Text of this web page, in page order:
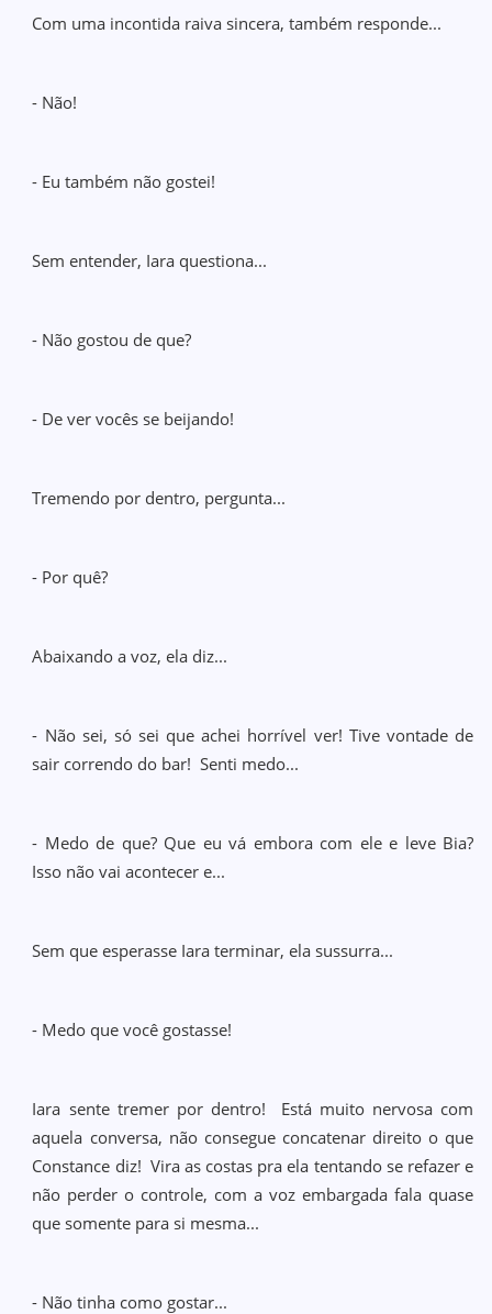
Com uma incontida raiva sincera, também responde...
- Não!
- Eu também não gostei!
Sem entender, Iara questiona...
- Não gostou de que?
- De ver vocês se beijando!
Tremendo por dentro, pergunta...
- Por quê?
Abaixando a voz, ela diz...
- Não sei, só sei que achei horrível ver! Tive vontade de
sair correndo do bar! Senti medo...
- Medo de que? Que eu vá embora com ele e leve Bia?
Isso não vai acontecer e...
Sem que esperasse Iara terminar, ela sussurra...
- Medo que você gostasse!
Iara sente tremer por dentro! Está muito nervosa com
aquela conversa, não consegue concatenar direito o que
Constance diz! Vira as costas pra ela tentando se refazer e
não perder o controle, com a voz embargada fala quase
que somente para si mesma...
- Não tinha como gostar...